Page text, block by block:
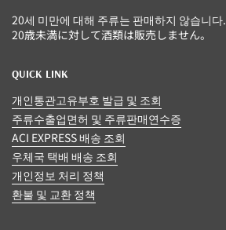
20세 미만에 대해 주류는 판매하지 않습니다.
20歳未満に対して酒類は販売しません。
QUICK LINK
개인통관고유부호 발급 및 조회
주류수출업면허 및 주류판매연수증
ACI EXPRESS 배송 조회
우체국 택배 배송 조회
개인정보 처리 정책
환불 및 교환 정책